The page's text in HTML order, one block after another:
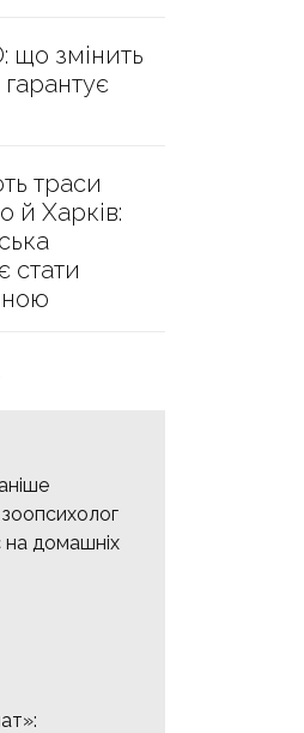
що змінить
траси
й Харків:
стати
на домашніх